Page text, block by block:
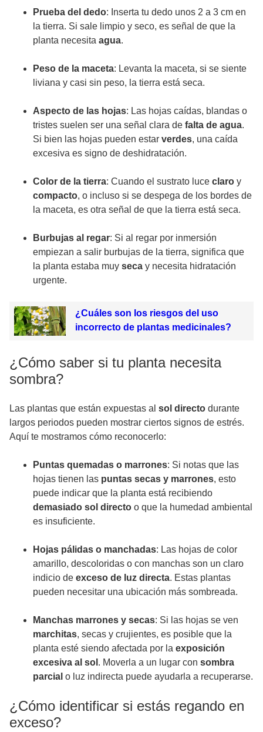
Prueba del dedo: Inserta tu dedo unos 2 a 3 cm en
la tierra. Si sale limpio y seco, es señal de que la
planta necesita agua.
Peso de la maceta: Levanta la maceta, si se siente
liviana y casi sin peso, la tierra está seca.
Aspecto de las hojas: Las hojas caídas, blandas o
tristes suelen ser una señal clara de falta de agua.
Si bien las hojas pueden estar verdes, una caída
excesiva es signo de deshidratación.
Color de la tierra: Cuando el sustrato luce claro y
compacto, o incluso si se despega de los bordes de
la maceta, es otra señal de que la tierra está seca.
Burbujas al regar: Si al regar por inmersión
empiezan a salir burbujas de la tierra, significa que
la planta estaba muy seca y necesita hidratación
urgente.
¿Cuáles son los riesgos del uso
incorrecto de plantas medicinales?
¿Cómo saber si tu planta necesita
sombra?
Las plantas que están expuestas al sol directo durante
largos periodos pueden mostrar ciertos signos de estrés.
Aquí te mostramos cómo reconocerlo:
Puntas quemadas o marrones: Si notas que las
hojas tienen las puntas secas y marrones, esto
puede indicar que la planta está recibiendo
demasiado sol directo o que la humedad ambiental
es insuficiente.
Hojas pálidas o manchadas: Las hojas de color
amarillo, descoloridas o con manchas son un claro
indicio de exceso de luz directa. Estas plantas
pueden necesitar una ubicación más sombreada.
Manchas marrones y secas: Si las hojas se ven
marchitas, secas y crujientes, es posible que la
planta esté siendo afectada por la exposición
excesiva al sol . Moverla a un lugar con sombra
parcial o luz indirecta puede ayudarla a recuperarse.
¿Cómo identificar si estás regando en
exceso?